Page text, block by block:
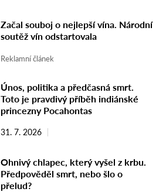
Začal souboj o nejlepší vína. Národní
soutěž vín odstartovala
Reklamní článek
Únos, politika a předčasná smrt.
Toto je pravdivý příběh indiánské
princezny Pocahontas
31. 7. 2026
Ohnivý chlapec, který vyšel z krbu.
Předpověděl smrt, nebo šlo o
přelud?